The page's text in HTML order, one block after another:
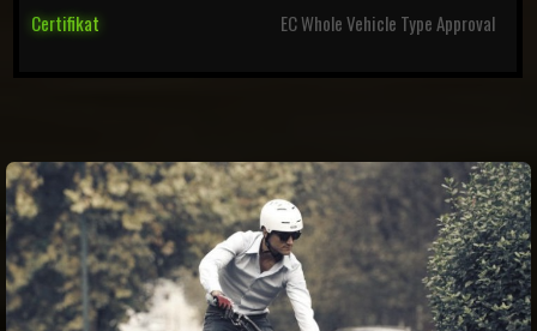
Certifikat EC Whole Vehicle Type Approval